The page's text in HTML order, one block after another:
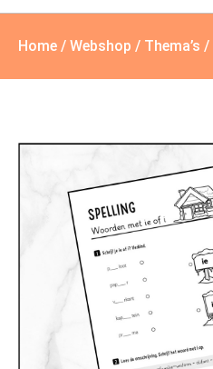
Home / Webshop / Thema’s /